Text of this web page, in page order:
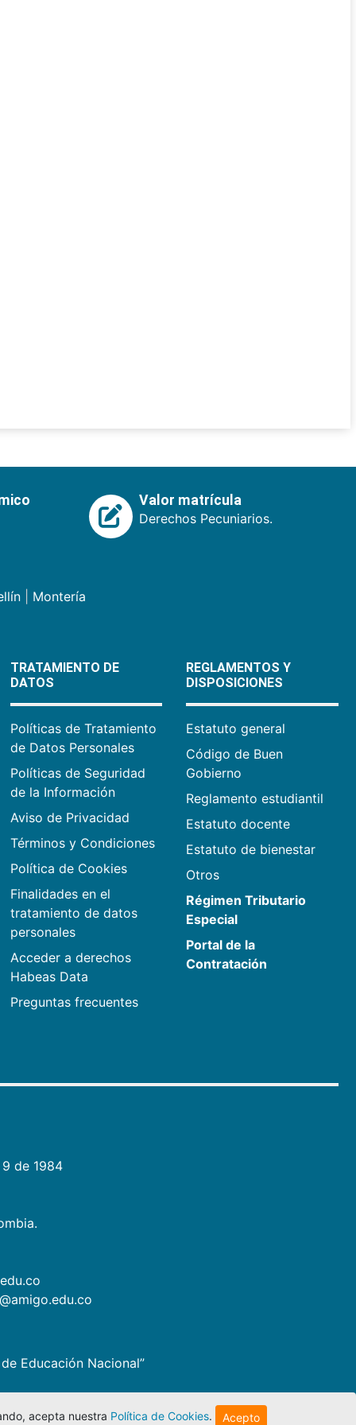
Valor matrícula
Derechos Pecuniarios.
| Montería
TRATAMIENTO DE
DATOS
Políticas de Tratamiento
de Datos Personales
Políticas de Seguridad
de la Información
Aviso de Privacidad
Términos y Condiciones
Política de Cookies
Finalidades en el
tratamiento de datos
personales
Acceder a derechos
Habeas Data
Preguntas frecuentes
REGLAMENTOS Y
DISPOSICIONES
Estatuto general
Código de Buen
Gobierno
Reglamento estudiantil
Estatuto docente
Estatuto de bienestar
Otros
Régimen Tributario
Especial
Portal de la
Contratación
de 1984
Educación Nacional”
acepta nuestra Política de Cookies. Acepto